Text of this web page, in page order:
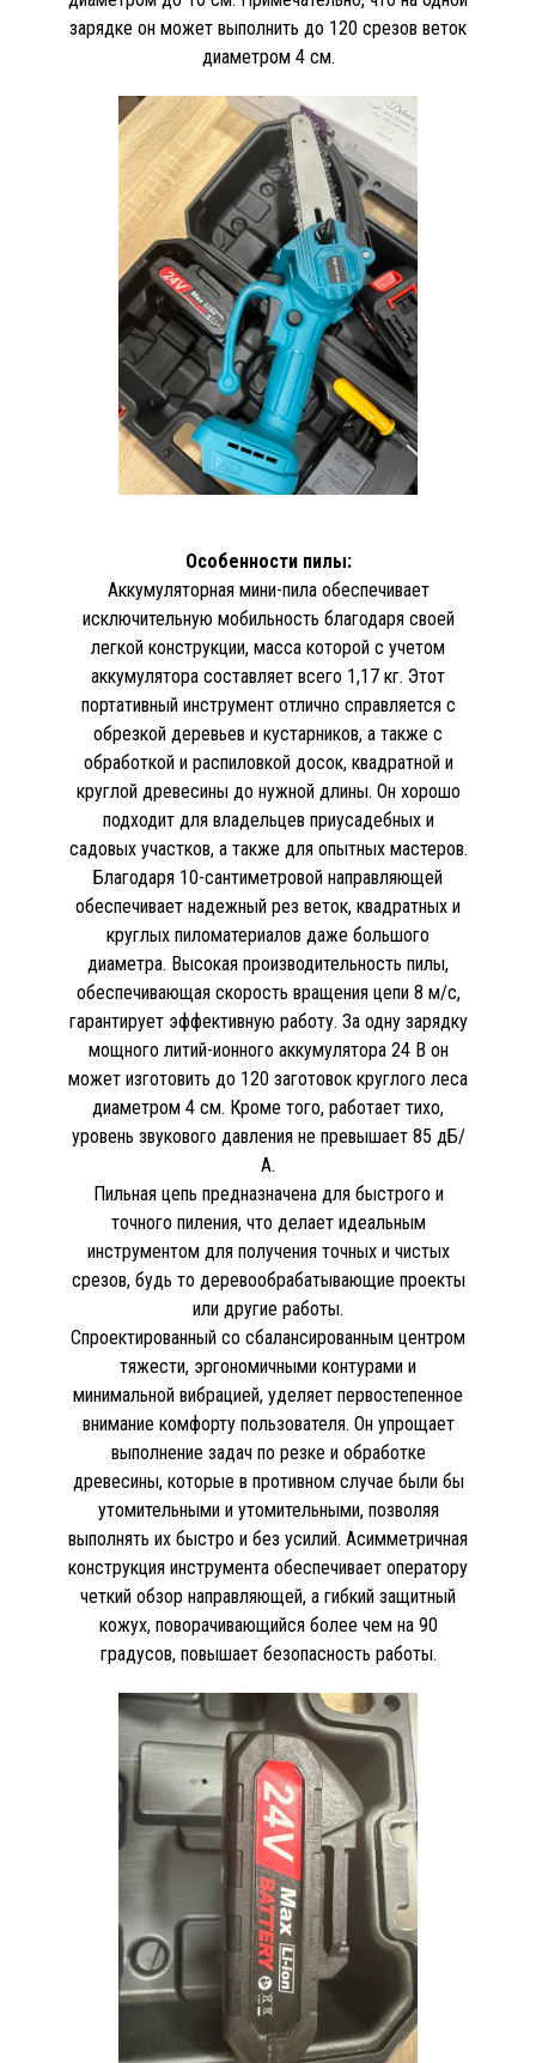
зарядке он может выполнить до 120 срезов веток
диаметром 4 см.
Особенности пилы:
Аккумуляторная мини-пила обеспечивает
исключительную мобильность благодаря своей
легкой конструкции, масса которой с учетом
аккумулятора составляет всего 1,17 кг. Этот
портативный инструмент отлично справляется с
обрезкой деревьев и кустарников, а также с
обработкой и распиловкой досок, квадратной и
круглой древесины до нужной длины. Он хорошо
подходит для владельцев приусадебных и
садовых участков, а также для опытных мастеров.
Благодаря 10-сантиметровой направляющей
обеспечивает надежный рез веток, квадратных и
круглых пиломатериалов даже большого
диаметра. Высокая производительность пилы,
обеспечивающая скорость вращения цепи 8 м/с,
гарантирует эффективную работу. За одну зарядку
мощного литий-ионного аккумулятора 24 В он
может изготовить до 120 заготовок круглого леса
диаметром 4 см. Кроме того, работает тихо,
уровень звукового давления не превышает 85 дБ/
А.
Пильная цепь предназначена для быстрого и
точного пиления, что делает идеальным
инструментом для получения точных и чистых
срезов, будь то деревообрабатывающие проекты
или другие работы.
Спроектированный со сбалансированным центром
тяжести, эргономичными контурами и
минимальной вибрацией, уделяет первостепенное
внимание комфорту пользователя. Он упрощает
выполнение задач по резке и обработке
древесины, которые в противном случае были бы
утомительными и утомительными, позволяя
выполнять их быстро и без усилий. Асимметричная
конструкция инструмента обеспечивает оператору
четкий обзор направляющей, а гибкий защитный
кожух, поворачивающийся более чем на 90
градусов, повышает безопасность работы.